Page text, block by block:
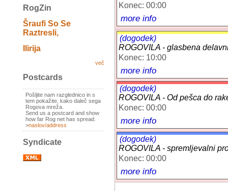
RogZin
Šraufi So Se
Raztresli,
Ilirija
več
Postcards
Pošljite nam razglednico in s
tem pokažite, kako daleč sega
Rogova mreža.
Send us a postcard and show
how far Rog net has spread.
>naslov/address
Syndicate
Konec: 00:00
more info
(dogodek)
ROGOVILA - glasbena
Konec: 10:00
more info
(dogodek)
ROGOVILA - Od pešca do
Konec: 00:00
more info
(dogodek)
ROGOVILA - spremljevalni
Konec: 00:00
more info